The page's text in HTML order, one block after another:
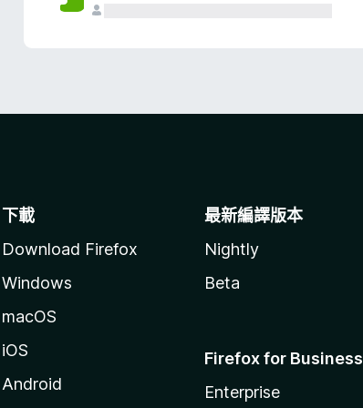
下載
Download Firefox
Windows
macOS
iOS
Android
最新編譯版本
Nightly
Beta
Firefox for Business
Enterprise